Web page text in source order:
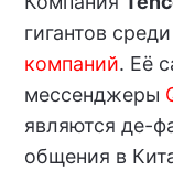
гигантов среди
компаний. Её
мессенджеры
являются де-
общения в